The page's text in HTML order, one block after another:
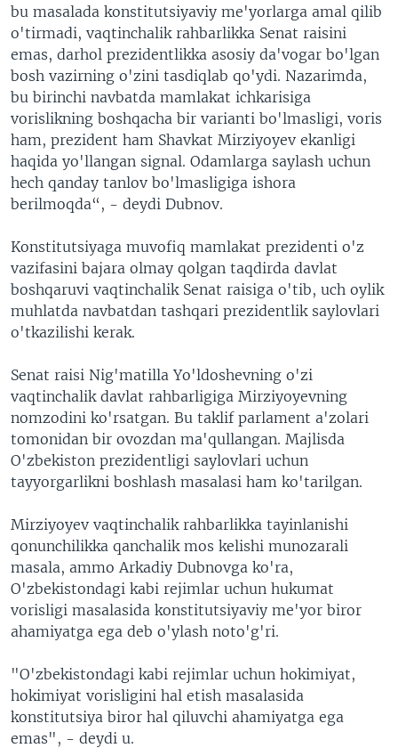
bu masalada konstitutsiyaviy me'yorlarga amal qilib
o'tirmadi, vaqtinchalik rahbarlikka Senat raisini
emas, darhol prezidentlikka asosiy da'vogar bo'lgan
bosh vazirning o'zini tasdiqlab qo'ydi. Nazarimda,
bu birinchi navbatda mamlakat ichkarisiga
vorislikning boshqacha bir varianti bo'lmasligi, voris
ham, prezident ham Shavkat Mirziyoyev ekanligi
haqida yo'llangan signal. Odamlarga saylash uchun
hech qanday tanlov bo'lmasligiga ishora
berilmoqda“, - deydi Dubnov.
Konstitutsiyaga muvofiq mamlakat prezidenti o'z
vazifasini bajara olmay qolgan taqdirda davlat
boshqaruvi vaqtinchalik Senat raisiga o'tib, uch oylik
muhlatda navbatdan tashqari prezidentlik saylovlari
o'tkazilishi kerak.
Senat raisi Nig'matilla Yo'ldoshevning o'zi
vaqtinchalik davlat rahbarligiga Mirziyoyevning
nomzodini ko'rsatgan. Bu taklif parlament a'zolari
tomonidan bir ovozdan ma'qullangan. Majlisda
O'zbekiston prezidentligi saylovlari uchun
tayyorgarlikni boshlash masalasi ham ko'tarilgan.
Mirziyoyev vaqtinchalik rahbarlikka tayinlanishi
qonunchilikka qanchalik mos kelishi munozarali
masala, ammo Arkadiy Dubnovga ko'ra,
O'zbekistondagi kabi rejimlar uchun hukumat
vorisligi masalasida konstitutsiyaviy me'yor biror
ahamiyatga ega deb o'ylash noto'g'ri.
"O'zbekistondagi kabi rejimlar uchun hokimiyat,
hokimiyat vorisligini hal etish masalasida
konstitutsiya biror hal qiluvchi ahamiyatga ega
emas", - deydi u.